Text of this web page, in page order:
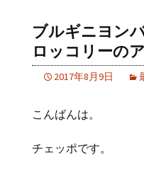
ブルギニヨン
ロッコリーの
2017年8月9日
こんばんは。
チェッポです。